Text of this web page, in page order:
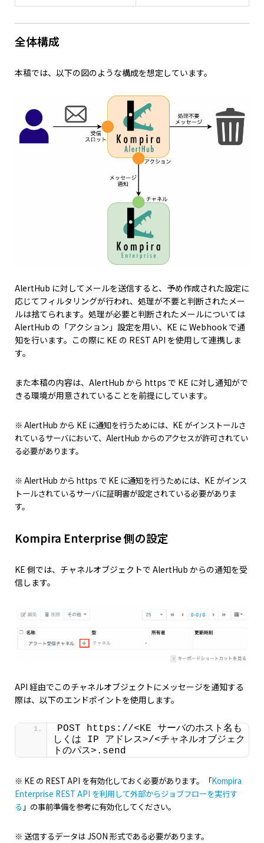
全体構成
本稿では、以下の図のような構成を想定しています。
AlertHub に対してメールを送信すると、予め作成された設定に
応じてフィルタリングが行われ、処理が不要と判断されたメー
ルは捨てられます。処理が必要と判断されたメールについては
AlertHub の「アクション」設定を用い、KE に Webhook で通
知を行います。この際に KE の REST API を使用して連携しま
す。
また本稿の内容は、AlertHub から https で KE に対し通知がで
きる環境が用意されていることを前提にしています。
※ AlertHub から KE に通知を行うためには、KE がインストールさ
れているサーバにおいて、AlertHub からのアクセスが許可されてい
る必要があります。
※ AlertHub から https で KE に通知を行うためには、KE がインス
トールされているサーバに証明書が設定されている必要がありま
す。
Kompira Enterprise 側の設定
KE 側では、チャネルオブジェクトで AlertHub からの通知を受
信します。
API 経由でこのチャネルオブジェクトにメッセージを通知する
際は、以下のエンドポイントを使用します。
POST https://<KE サーバのホスト名も
しくは IP アドレス>/<チャネルオブジェク
トのパス>.send
※ KE の REST API を有効化しておく必要があります。「Kompira
Enterprise REST API を利用して外部からジョブフローを実行す
る 」の事前準備を参考に有効化してください。
※ 送信するデータは JSON 形式である必要があります。